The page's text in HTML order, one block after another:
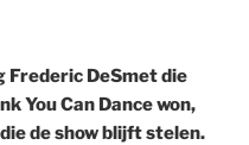
Frederic DeSmet die
You Can Dance won,
de show blijft stelen.